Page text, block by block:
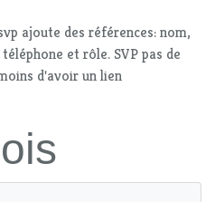
ajoute des références: nom,
et rôle. SVP pas de
d'avoir un lien